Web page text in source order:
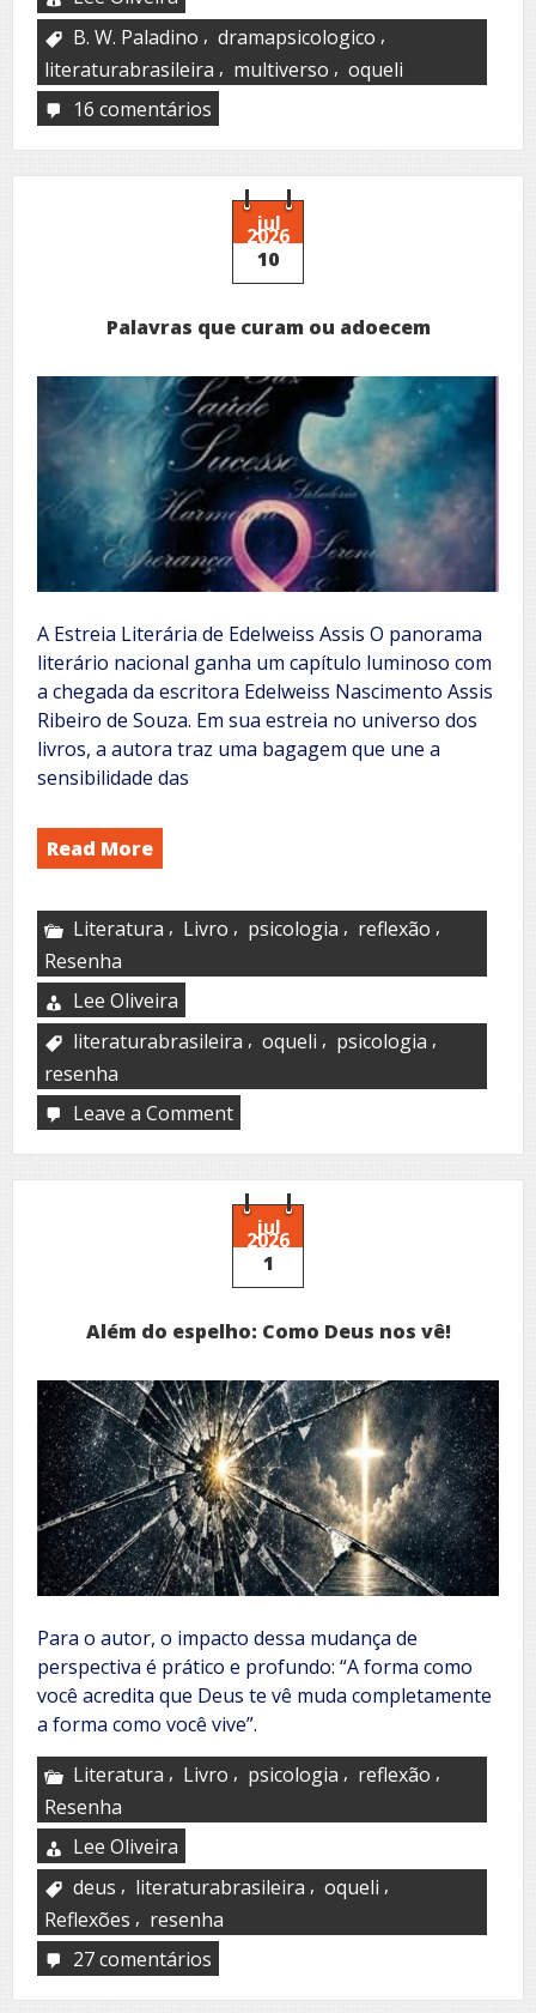
B. W. Paladino , dramapsicologico ,
literaturabrasileira , multiverso , oqueli
16 comentários
mente
brilhante
por
multiverso
jul
2026
10
Palavras que curam ou adoecem
A Estreia Literária de Edelweiss Assis O panorama
literário nacional ganha um capítulo luminoso com
a chegada da escritora Edelweiss Nascimento Assis
Ribeiro de Souza. Em sua estreia no universo dos
livros, a autora traz uma bagagem que une a
sensibilidade das
Read More
Literatura , Livro , psicologia , reflexão ,
Resenha
Lee Oliveira
literaturabrasileira , oqueli , psicologia ,
resenha
Leave a Commenton
que
curam
ou
adoecem
jul
2026
1
Além do espelho: Como Deus nos vê!
Para o autor, o impacto dessa mudança de
perspectiva é prático e profundo: “A forma como
você acredita que Deus te vê muda completamente
a forma como você vive”.
Literatura , Livro , psicologia , reflexão ,
Resenha
Lee Oliveira
deus , literaturabrasileira , oqueli ,
Reflexões , resenha
27 comentários
do